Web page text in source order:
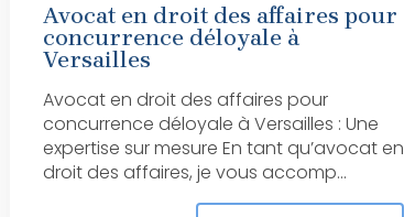
Avocat en droit des affaires pour
concurrence déloyale à
Versailles
Avocat en droit des affaires pour
concurrence déloyale à Versailles : Une
expertise sur mesure En tant qu’avocat en
droit des affaires, je vous accomp...